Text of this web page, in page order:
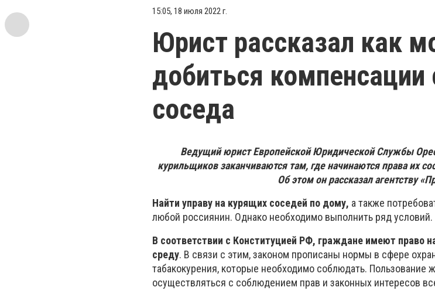
15:05, 18 июля 2022 г.
Юрист рассказал как
добиться компенсации
соседа
Ведущий юрист Европейской Юридической Службы
курильщиков заканчиваются там, где начинаются права их
Об этом он рассказал агентству
Найти управу на курящих соседей по дому, а также
любой россиянин. Однако необходимо выполнить ряд условий.
В соответствии с Конституцией РФ, граждане имеют право
среду. В связи с этим, законом прописаны нормы в сфере
табакокурения, которые необходимо соблюдать.
осуществляться с соблюдением прав и законных интересов